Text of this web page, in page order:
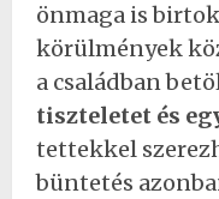
önmaga is
körülmények
a családban
tiszteletet és
tettekkel
büntetés